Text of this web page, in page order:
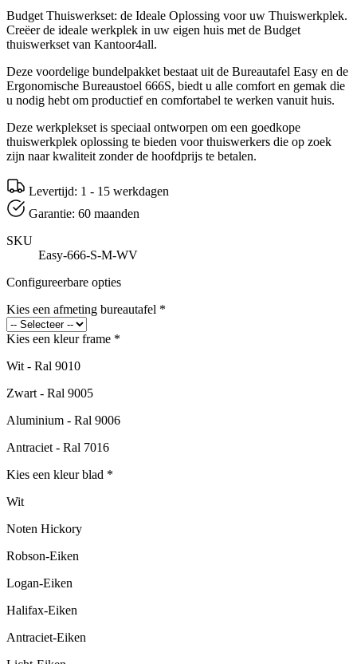
Budget Thuiswerkset: de Ideale Oplossing voor uw Thuiswerkplek.
Creëer de ideale werkplek in uw eigen huis met de Budget
thuiswerkset van Kantoor4all.
Deze voordelige bundelpakket bestaat uit de Bureautafel Easy en de
Ergonomische Bureaustoel 666S, biedt u alle comfort en gemak die
u nodig hebt om productief en comfortabel te werken vanuit huis.
Deze werkplekset is speciaal ontworpen om een goedkope
thuiswerkplek oplossing te bieden voor thuiswerkers die op zoek
zijn naar kwaliteit zonder de hoofdprijs te betalen.
Levertijd: 1 - 15 werkdagen
Garantie: 60 maanden
SKU
Easy-666-S-M-WV
Configureerbare opties
Kies een afmeting bureautafel *
Kies een kleur frame *
Wit - Ral 9010
Zwart - Ral 9005
Aluminium - Ral 9006
Antraciet - Ral 7016
Kies een kleur blad *
Wit
Noten Hickory
Robson-Eiken
Logan-Eiken
Halifax-Eiken
Antraciet-Eiken